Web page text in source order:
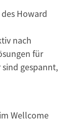
Howard
nach
für
sind gespannt,
Wellcome